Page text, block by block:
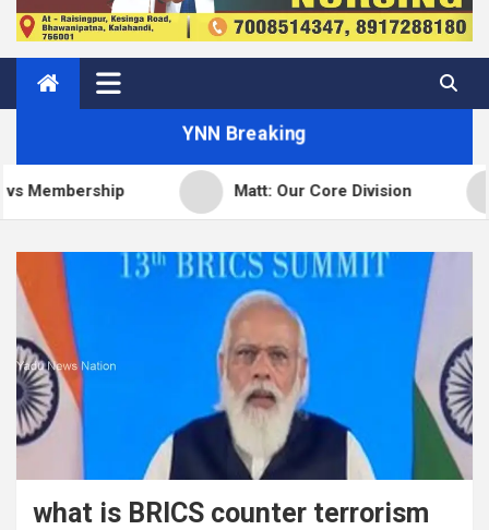
YNN Breaking
Matt: Our Core Division Open
what is BRICS counter terrorism